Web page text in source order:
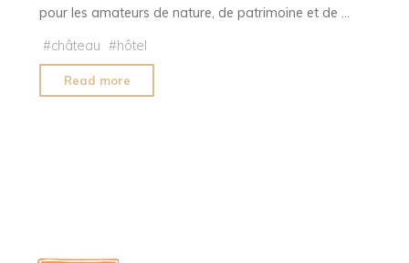
pour les amateurs de nature, de patrimoine et de …
#château #hôtel
Read more
du